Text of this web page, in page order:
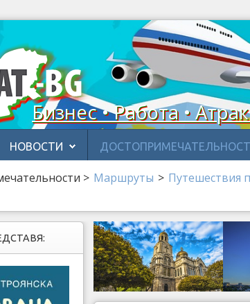
Бизнес • Работа •
НОВОСТИ
> Маршруты > Путешествия